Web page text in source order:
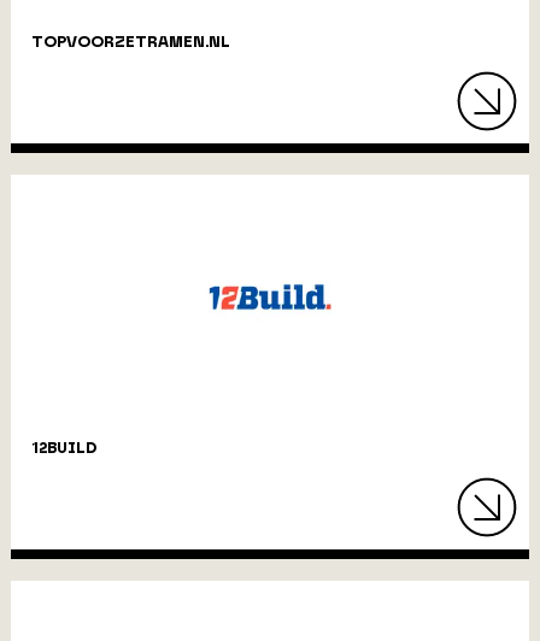
TOPVOORZETRAMEN.NL
12BUILD